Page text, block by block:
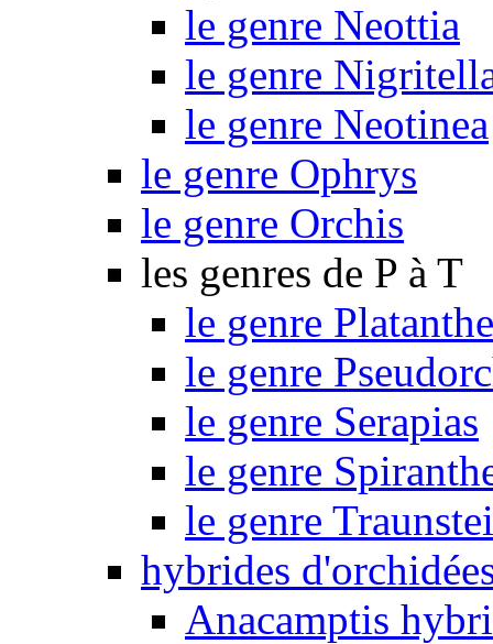
le genre Neottia
le genre
le genre Neotinea
le genre Ophrys
le genre Orchis
les genres de P à T
le genre
le genre
le genre Serapias
le genre
le genre
hybrides
Anacamptis